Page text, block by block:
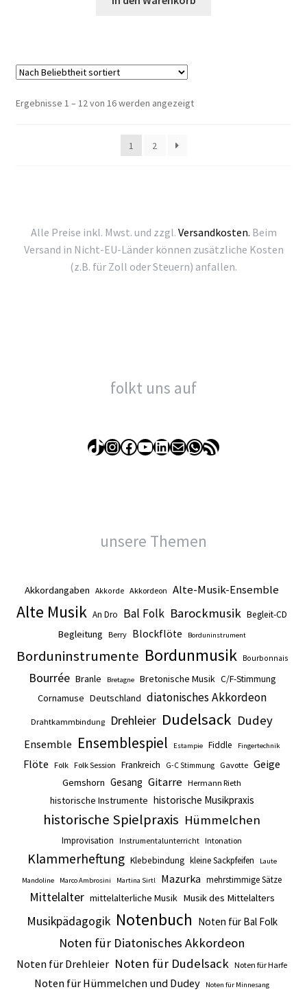
Ergebnisse 1 – 12 von 16 werden angezeigtNach
1
2
Alle Preise inkl. Mwst. und zzgl. Versandkosten. Beim
Versand in Nicht-EU-Länder können zusätzliche Kosten
(z.B. für Zoll oder Steuern) anfallen.
folkt uns auf
TikTok
Instagram
Facebook
YouTube
LinkedIn
E-MailWhatsApp
RSS-Feed
unsere Themen
Akkordangaben Akkorde Akkordeon Alte-Musik-Ensemble
Alte Musik An Dro Bal Folk Barockmusik Begleit-CD
Begleitung Berry Blockflöte Borduninstrument
Borduninstrumente Bordunmusik Bourbonnais
Bourrée Branle Bretagne Bretonische Musik C/F-Stimmung
Cornamuse Deutschland diatonisches Akkordeon
Drahtkammbindung Drehleier Dudelsack Dudey
Ensemble Ensemblespiel Estampie Fiddle Fingertechnik
Flöte Folk Folk Session Frankreich G-C Stimmung Gavotte Geige
Gemshorn Gesang Gitarre Hermann Rieth
historische Instrumente historische Musikpraxis
historische Spielpraxis Hümmelchen
Improvisation Instrumentalunterricht Intonation
Klammerheftung Klebebindung kleine Sackpfeifen Laute
Mandoline Marco Ambrosini Martina Sirtl Mazurka mehrstimmige Sätze
Mittelalter mittelalterliche Musik Musik des Mittelalters
Musikpädagogik Notenbuch Noten für Bal Folk
Noten für Diatonisches Akkordeon
Noten für Drehleier Noten für Dudelsack Noten für Harfe
Noten für Hümmelchen und Dudey Noten für Minnesang